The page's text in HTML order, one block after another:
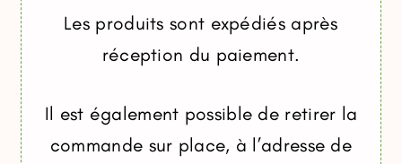
Les produits sont expédiés après
réception du paiement.
Il est également possible de retirer la
commande sur place, à l’adresse de